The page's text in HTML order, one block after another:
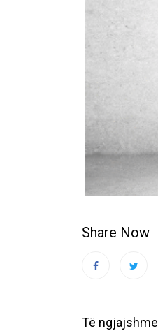
Share Now
Të ngjajshme